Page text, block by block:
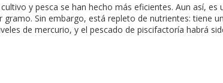
y pesca se han hecho más eficientes. Aun así,
Sin embargo, está repleto de nutrientes: tiene
de mercurio, y el pescado de piscifactoría habrá